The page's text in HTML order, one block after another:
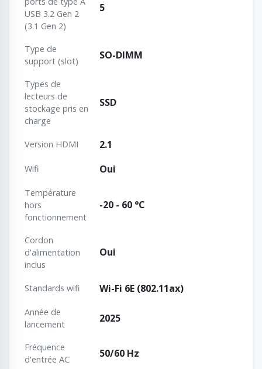
USB 3.2 Gen 2
(3.1 Gen 2)
5
Type de
support (slot)
SO-DIMM
Types de
lecteurs de
stockage pris en
charge
SSD
Version HDMI 2.1
Wifi Oui
Température
hors
fonctionnement
-20 - 60 °C
Cordon
d'alimentation
inclus
Oui
Standards wifi Wi-Fi 6E (802.11ax)
Année de
lancement
2025
Fréquence
d'entrée AC
50/60 Hz